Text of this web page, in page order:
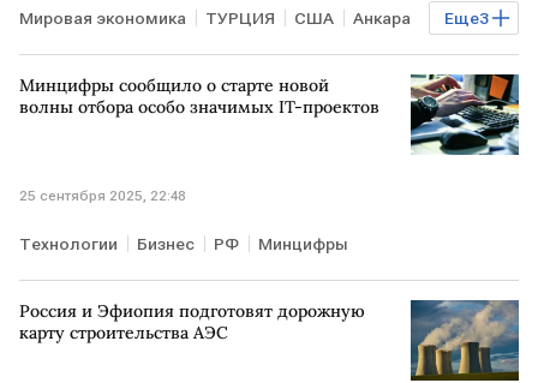
Еще3
Мировая экономика ТУРЦИЯ США Анкара
Дональд Трамп Реджеп Тайип Эрдоган
Марко Рубио
Минцифры сообщило о старте новой
волны отбора особо значимых IT-проектов
25 сентября 2025, 22:48
Технологии Бизнес РФ Минцифры
Россия и Эфиопия подготовят дорожную
карту строительства АЭС